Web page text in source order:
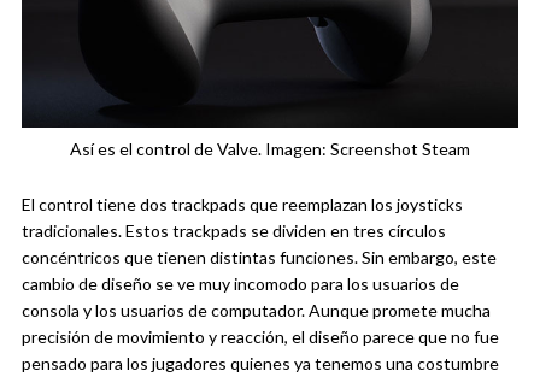
Así es el control de Valve. Imagen: Screenshot Steam
El control tiene dos trackpads que reemplazan los joysticks
tradicionales. Estos trackpads se dividen en tres círculos
concéntricos que tienen distintas funciones. Sin embargo, este
cambio de diseño se ve muy incomodo para los usuarios de
consola y los usuarios de computador. Aunque promete mucha
precisión de movimiento y reacción, el diseño parece que no fue
pensado para los jugadores quienes ya tenemos una costumbre